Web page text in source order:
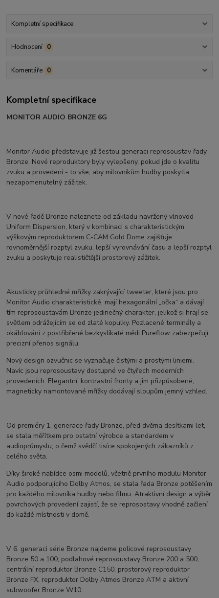
Kompletní specifikace
Hodnocení 0
Komentáře 0
Kompletní specifikace
MONITOR AUDIO BRONZE 6G
Monitor Audio představuje již šestou generaci reprosoustav řady
Bronze. Nové reproduktory byly vylepšeny, pokud jde o kvalitu
zvuku a provedení - to vše, aby milovníkům hudby poskytla
nezapomenutelný zážitek.
V nové řadě Bronze naleznete od základu navržený vlnovod
Uniform Dispersion, který v kombinaci s charakteristickým
výškovým reproduktorem C-CAM Gold Dome zajišťuje
rovnoměrnější rozptyl zvuku, lepší vyrovnávání času a lepší rozptyl
zvuku a poskytuje realističtější prostorový zážitek.
Akusticky průhledné mřížky zakrývající tweeter, které jsou pro
Monitor Audio charakteristické, mají hexagonální „očka“ a dávají
tím reprosoustavám Bronze jedinečný charakter, jelikož si hrají se
světlem odrážejícím se od zlaté kopulky. Pozlacené terminály a
okáblování z postříbřené bezkyslíkaté mědi Pureflow zabezpečují
precizní přenos signálu.
Nový design ozvučnic se vyznačuje čistými a prostými liniemi.
Navíc jsou reprosoustavy dostupné ve čtyřech moderních
provedeních. Elegantní, kontrastní fronty a jim přizpůsobené,
magneticky namontované mřížky dodávají sloupům jemný vzhled.
Od premiéry 1. generace řady Bronze, před dvěma desítkami let,
se stala měřítkem pro ostatní výrobce a standardem v
audioprůmyslu, o čemž svědčí tisíce spokojených zákazníků z
celého světa.
Díky široké nabídce osmi modelů, včetně prvního modulu Monitor
Audio podporujícího Dolby Atmos, se stala řada Bronze potěšením
pro každého milovníka hudby nebo filmu. Atraktivní design a výběr
povrchových provedení zajistí, že se reprosostavy vhodně začlení
do každé místnosti v domě.
V 6. generaci série Bronze najdeme policové reprosoustavy
Bronze 50 a 100, podlahové reprosoustavy Bronze 200 a 500,
centrální reproduktor Bronze C150, prostorový reproduktor
Bronze FX, reproduktor Dolby Atmos Bronze ATM a aktivní
subwoofer Bronze W10.